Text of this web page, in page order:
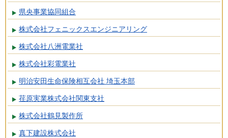
県央事業協同組合
株式会社フェニックスエンジニアリング
株式会社八洲電業社
株式会社彩電業社
明治安田生命保険相互会社 埼玉本部
荏原実業株式会社関東支社
株式会社鶴見製作所
真下建設株式会社